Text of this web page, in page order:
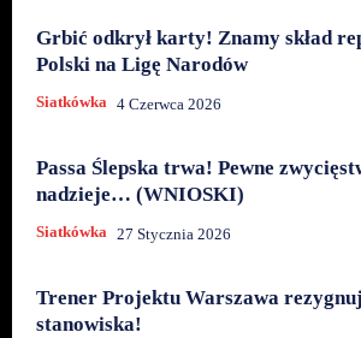
Grbić odkrył karty! Znamy skład
Polski na Ligę Narodów
Siatkówka 4 Czerwca 2026
Passa Ślepska trwa! Pewne
nadzieje… (WNIOSKI)
Siatkówka 27 Stycznia 2026
Trener Projektu Warszawa
stanowiska!